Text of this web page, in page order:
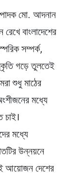
মো. আদনান
বাংলাদেশের
সম্পর্ক,
গড়ে তুলতেই
শুধু মাঠের
মধ্যে
চাই।
মধ্যে
উন্নয়নে
আয়োজন দেশের